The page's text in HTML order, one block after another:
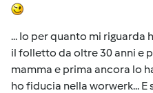
... Io per quanto mi riguarda
il folletto da oltre 30 anni e
mamma e prima ancora lo
ho fiducia nella worwerk...